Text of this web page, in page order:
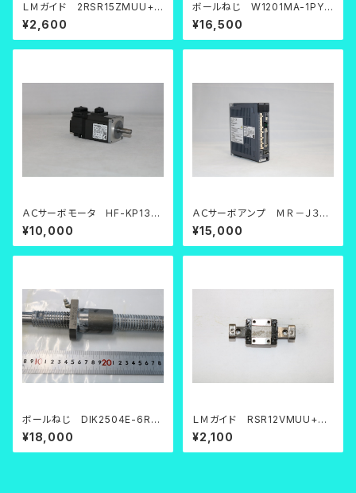
ＬＭガイド 2RSR15ZMUU+11
0LM
¥2,600
ボールねじ W1201MA-1PY-
C3Z2
¥16,500
ＡＣサーボモータ HF-KP13
【中古品】
¥10,000
ＡＣサーボアンプ ＭＲ－Ｊ３－
１０Ａ【中古品】
¥15,000
ボールねじ DIK2504E-6RR
G0+321LC0
¥18,000
ＬＭガイド RSR12VMUU+70
LM
¥2,100